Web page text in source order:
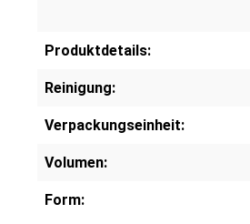
Produktdetails:
Reinigung:
Verpackungseinheit:
Volumen:
Form: